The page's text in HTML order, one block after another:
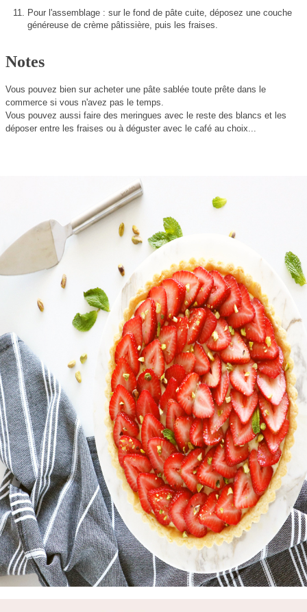
Pour l'assemblage : sur le fond de pâte cuite, déposez une couche
généreuse de crème pâtissière, puis les fraises.
Notes
Vous pouvez bien sur acheter une pâte sablée toute prête dans le
commerce si vous n'avez pas le temps.
Vous pouvez aussi faire des meringues avec le reste des blancs et les
déposer entre les fraises ou à déguster avec le café au choix...